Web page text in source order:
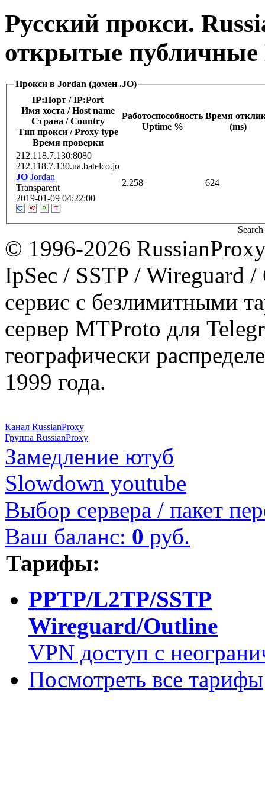
Русский прокси.
открытые публичные
Прокси в Jordan (домен .JO)
IP:Порт / IP:Port
Имя хоста / Host name
Страна / Сountry
Тип прокси / Proxy type
Время проверки
Работоспособность
Uptime %
Время
(ms)
212.118.7.130:8080
212.118.7.130.ua.batelco.jo
JO Jordan
Transparent
2019-01-09 04:22:00
2.258 624
© 1996-2026
IpSec / SSTP / Wireguard
сервис с безлимитными
сервер MTProto для
географически
1999 года.
Канал RussianProxy
Группа RussianProxy
Замедление ютуб
Slowdown youtube
Выбор сервера / пакет
Ваш баланс: 0 руб.
Тарифы:
PPTP/L2TP/SSTP
Wireguard/Outline
VPN доступ с
Посмотреть все тарифы